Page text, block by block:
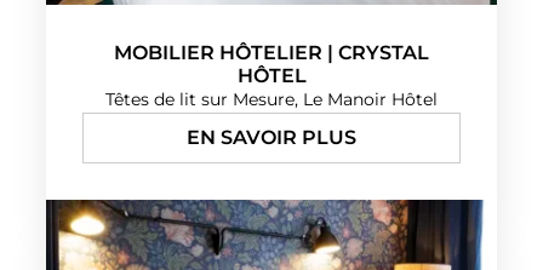
MOBILIER HÔTELIER | CRYSTAL
HÔTEL
Têtes de lit sur Mesure, Le Manoir Hôtel
EN SAVOIR PLUS